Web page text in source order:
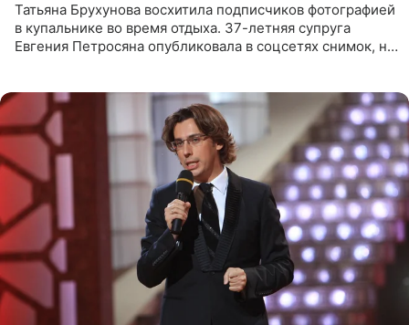
Татьяна Брухунова восхитила подписчиков фотографией
в купальнике во время отдыха. 37-летняя супруга
Евгения Петросяна опубликовала в соцсетях снимок, на